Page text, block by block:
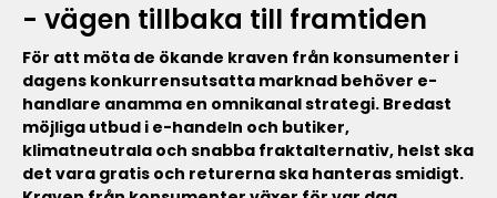
- vägen tillbaka till framtiden
För att möta de ökande kraven från konsumenter i
dagens konkurrensutsatta marknad behöver e-
handlare anamma en omnikanal strategi. Bredast
möjliga utbud i e-handeln och butiker,
klimatneutrala och snabba fraktalternativ, helst ska
det vara gratis och returerna ska hanteras smidigt.